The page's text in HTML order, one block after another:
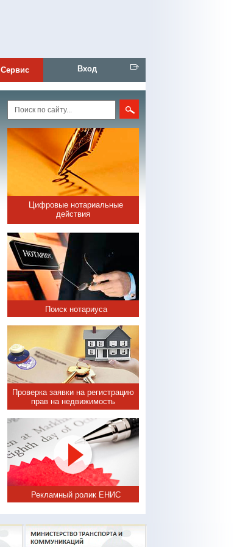
Сервис Вход
Цифровые нотариальные
действия
Поиск нотариуса
Проверка заявки на регистрацию
прав на недвижимость
Рекламный ролик ЕНИС